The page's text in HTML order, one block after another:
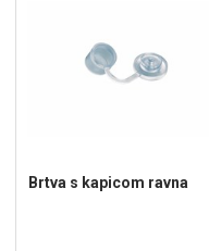
Brtva s kapicom ravna